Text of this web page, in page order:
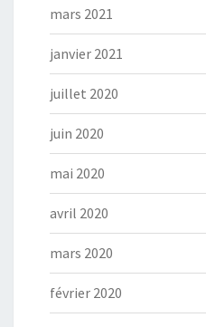
mars 2021
janvier 2021
juillet 2020
juin 2020
mai 2020
avril 2020
mars 2020
février 2020